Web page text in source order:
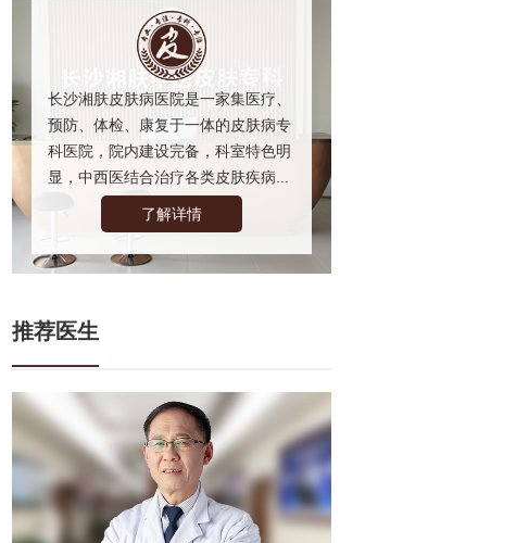
长沙湘肤皮肤病医院是一家集医疗、
预防、体检、康复于一体的皮肤病专
科医院，院内建设完备，科室特色明
显，中西医结合治疗各类皮肤疾病...
了解详情
推荐医生